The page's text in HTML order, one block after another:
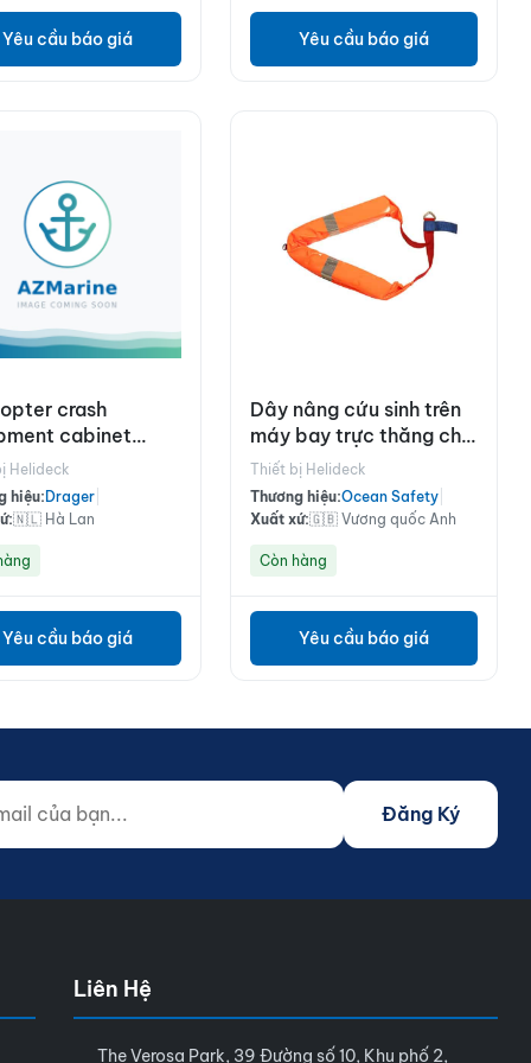
Yêu cầu báo giá Yêu cầu báo giá
crash
cabinet
to CAP 437
Helideck
hiệu: Drager
🇳🇱 Hà Lan
Yêu cầu báo giá
Dây nâng cứu sinh trên
máy bay trực thăng chịu
tải 250kg
Thiết bị Helideck
Thương hiệu:Ocean Safety
Xuất xứ:🇬🇧 Vương quốc Anh
Còn hàng
Yêu cầu báo giá
của bạn...
not fill)
Đăng Ký
Liên Hệ
The Verosa Park, 39 Đường số 10, Khu phố 2,